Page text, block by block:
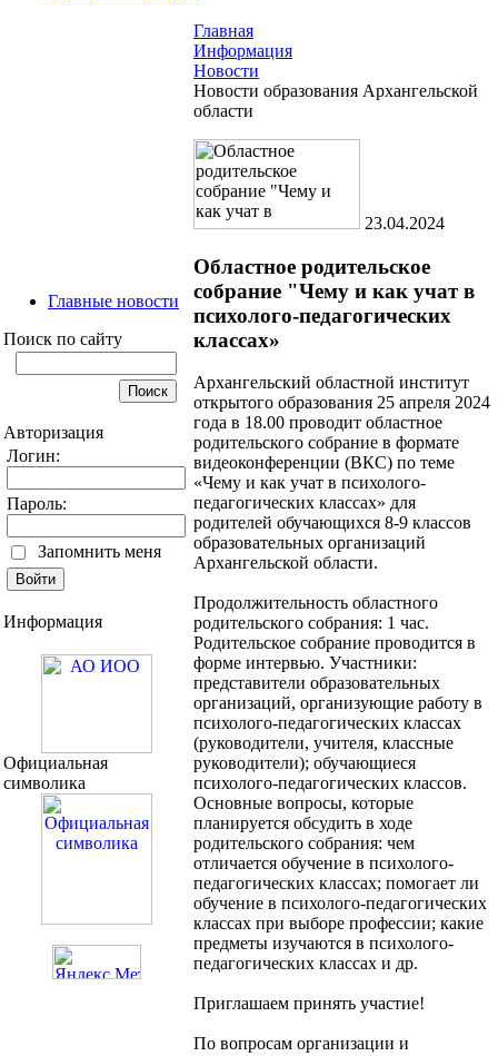
Главные новости
Поиск по сайту
Авторизация
Логин:
Пароль:
Запомнить меня
Информация
Официальная
символика
Главная
Информация
Новости
Новости образования Архангельской
области
23.04.2024
Областное родительское
собрание "Чему и как учат в
психолого-педагогических
классах»
Архангельский областной институт
открытого образования 25 апреля 2024
года в 18.00 проводит областное
родительского собрание в формате
видеоконференции (ВКС) по теме
«Чему и как учат в психолого-
педагогических классах» для
родителей обучающихся 8-9 классов
образовательных организаций
Архангельской области.
Продолжительность областного
родительского собрания: 1 час.
Родительское собрание проводится в
форме интервью. Участники:
представители образовательных
организаций, организующие работу в
психолого-педагогических классах
(руководители, учителя, классные
руководители); обучающиеся
психолого-педагогических классов.
Основные вопросы, которые
планируется обсудить в ходе
родительского собрания: чем
отличается обучение в психолого-
педагогических классах; помогает ли
обучение в психолого-педагогических
классах при выборе профессии; какие
предметы изучаются в психолого-
педагогических классах и др.
Приглашаем принять участие!
По вопросам организации и